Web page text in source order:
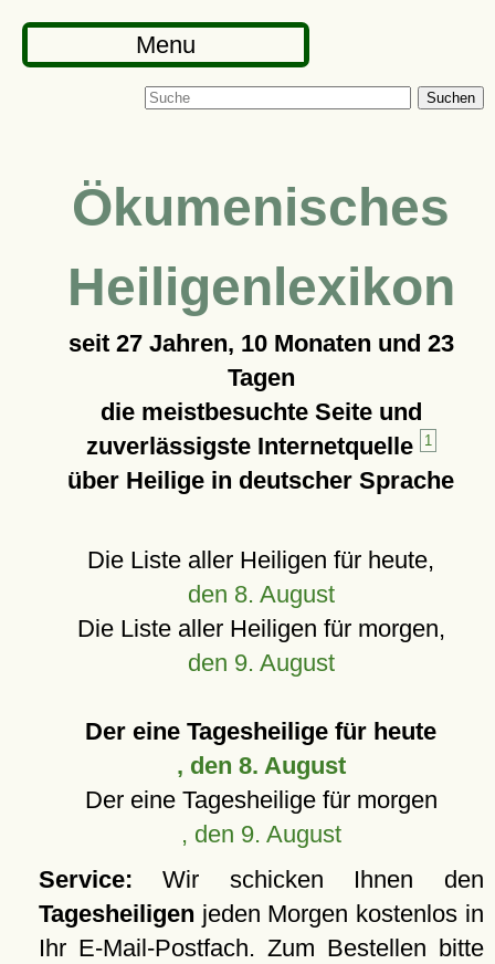
Menu
Suchen
Ökumenisches
Heiligenlexikon
seit 27 Jahren, 10 Monaten und 23
Tagen
die meistbesuchte Seite und
zuverlässigste Internetquelle
1
über Heilige in deutscher Sprache
Die Liste aller Heiligen für heute,
den 8. August
Die Liste aller Heiligen für morgen,
den 9. August
Der eine Tagesheilige für heute
, den 8. August
Der eine Tagesheilige für morgen
, den 9. August
Service: Wir schicken Ihnen den
Tagesheiligen jeden Morgen kostenlos in
Ihr E-Mail-Postfach. Zum Bestellen bitte